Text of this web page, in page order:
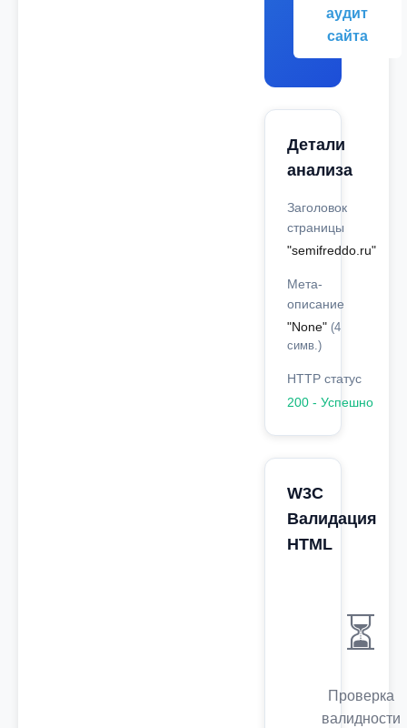
аудит
сайта
Детали
анализа
Заголовок
страницы
"semifreddo.ru"
Мета-
описание
"None" (4
симв.)
HTTP статус
200 - Успешно
W3C
Валидация
HTML
⏳
Проверка
валидности